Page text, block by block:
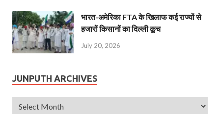
भारत-अमेरिका FTA के खिलाफ कई राज्यों से
हजारों किसानों का दिल्ली कूच
July 20, 2026
JUNPUTH ARCHIVES